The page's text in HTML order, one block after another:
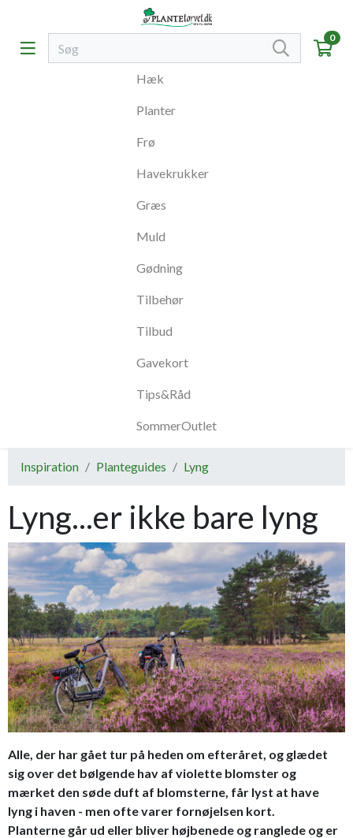
0
Hæk
Planter
Frø
Havekrukker
Græs
Muld
Gødning
Tilbehør
Tilbud
Gavekort
Tips&Råd
SommerOutlet
Inspiration Planteguides Lyng
Lyng...er ikke bare lyng
Alle, der har gået tur på heden om efteråret, og glædet
sig over det bølgende hav af violette blomster og
mærket den søde duft af blomsterne, får lyst at have
lyng i haven - men ofte varer fornøjelsen kort.
Planterne går ud eller bliver højbenede og ranglede og er